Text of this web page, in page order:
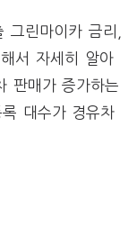
그린마이카 금리,
서 자세히 알아
판매가 증가하는
대수가 경유차